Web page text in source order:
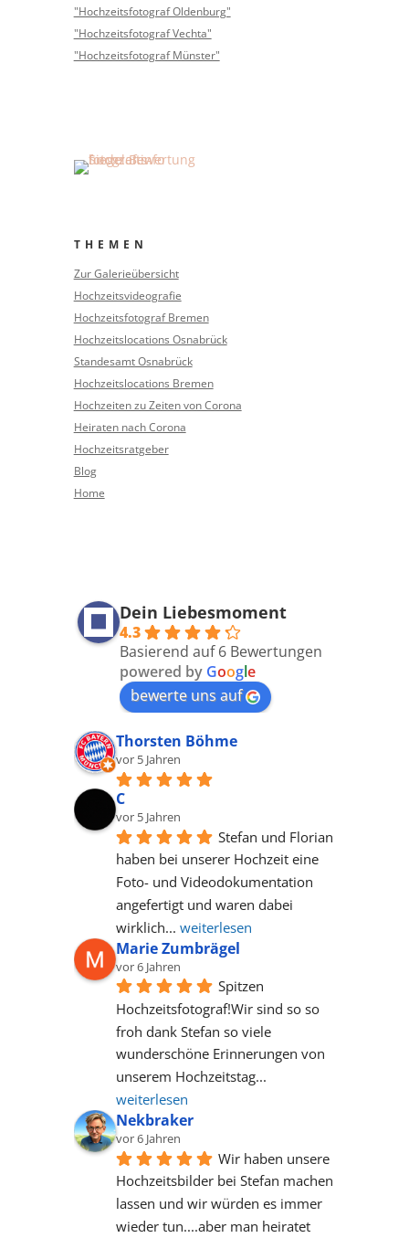
"Hochzeitsfotograf Oldenburg"
"Hochzeitsfotograf Vechta"
"Hochzeitsfotograf Münster"
THEMEN
Zur Galerieübersicht
Hochzeitsvideografie
Hochzeitsfotograf Bremen
Hochzeitslocations Osnabrück
Standesamt Osnabrück
Hochzeitslocations Bremen
Hochzeiten zu Zeiten von Corona
Heiraten nach Corona
Hochzeitsratgeber
Blog
Home
Dein Liebesmoment
4.3
Basierend auf 6 Bewertungen
powered by Google
bewerte uns auf
Thorsten Böhme
vor 5 Jahren
C
vor 5 Jahren
Stefan und Florian
haben bei unserer Hochzeit eine
Foto- und Videodokumentation
angefertigt und waren dabei
wirklich... weiterlesen
Marie Zumbrägel
vor 6 Jahren
Spitzen
Hochzeitsfotograf!Wir sind so so
froh dank Stefan so viele
wunderschöne Erinnerungen von
unserem Hochzeitstag
weiterlesen
Nekbraker
vor 6 Jahren
Wir haben unsere
Hochzeitsbilder bei Stefan machen
lassen und wir würden es immer
wieder tun....aber man heiratet